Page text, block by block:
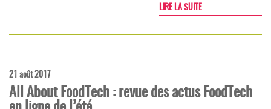
LIRE LA SUITE
21 août 2017
All About FoodTech : revue des actus FoodTech